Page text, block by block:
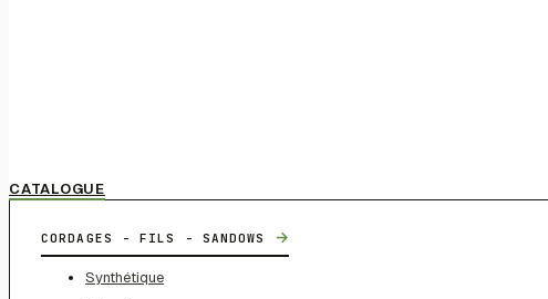
CATALOGUE
CORDAGES - FILS - SANDOWS →
Synthétique